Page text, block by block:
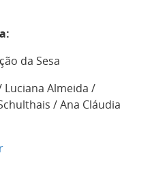
da Sesa
Luciana Almeida /
/ Ana Cláudia